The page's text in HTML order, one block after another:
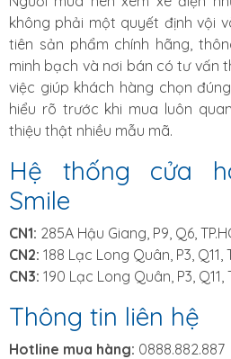
không phải một quyết định vội
tiên sản phẩm chính hãng,
minh bạch và nơi bán có tư vấn
việc giúp khách hàng chọn
hiểu rõ trước khi mua luôn
thiệu thật nhiều mẫu mã.
Hệ thống cửa
Smile
CN1: 285A Hậu Giang, P9, Q6,
CN2: 188 Lạc Long Quân, P3, Q11,
CN3: 190 Lạc Long Quân, P3, Q11,
Thông tin liên hệ
Hotline mua hàng: 0888.882.887